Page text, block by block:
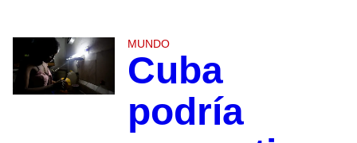
MUNDO
Cuba
podría